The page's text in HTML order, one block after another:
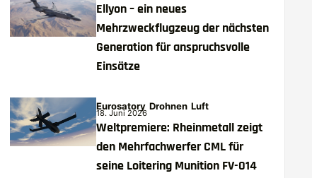
Ellyon – ein neues
Mehrzweckflugzeug der nächsten
Generation für anspruchsvolle
Einsätze
Eurosatory Drohnen Luft
18. Juni 2026
Weltpremiere: Rheinmetall zeigt
den Mehrfachwerfer CML für
seine Loitering Munition FV-014